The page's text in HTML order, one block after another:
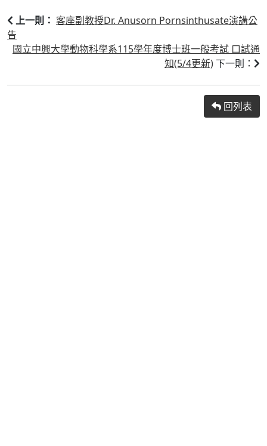
上一則：
客座副教授Dr. Anusorn Pornsinthusate演講公
告
國立中興大學動物科學系115學年度博士班一般考試 口試通
知(5/4更新)下一則：
回列表